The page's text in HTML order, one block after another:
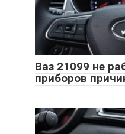
Ваз 21099 не
приборов